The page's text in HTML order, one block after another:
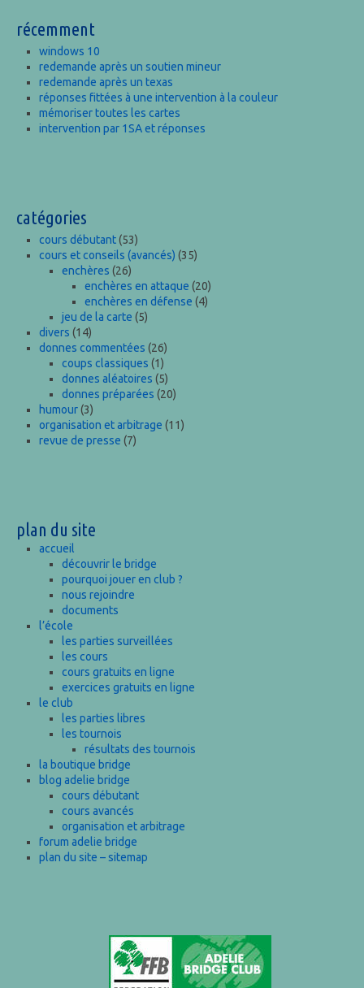
récemment
windows 10
redemande après un soutien mineur
redemande après un texas
réponses fittées à une intervention à la couleur
mémoriser toutes les cartes
intervention par 1SA et réponses
catégories
cours débutant(53)
cours et conseils (avancés) (35)
enchères (26)
enchères en attaque (20)
enchères en défense (4)
jeu de la carte (5)
divers (14)
donnes commentées (26)
coups classiques (1)
donnes aléatoires (5)
donnes préparées (20)
humour(3)
organisation et arbitrage (11)
revue de presse (7)
plan du site
accueil
découvrir le bridge
pourquoi jouer en club ?
nous rejoindre
documents
l’école
les parties surveillées
les cours
cours gratuits en ligne
exercices gratuits en ligne
le club
les parties libres
les tournois
résultats des tournois
la boutique bridge
blog adelie bridge
cours débutant
cours avancés
organisation et arbitrage
forum adelie bridge
plan du site – sitemap